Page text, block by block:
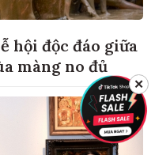
hội độc đáo giữa
màng no đủ
✕